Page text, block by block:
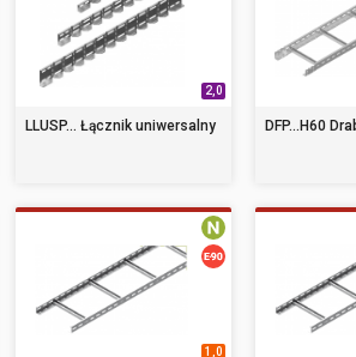
2,0
LLUSP... Łącznik uniwersalny DFP...H60
1,0